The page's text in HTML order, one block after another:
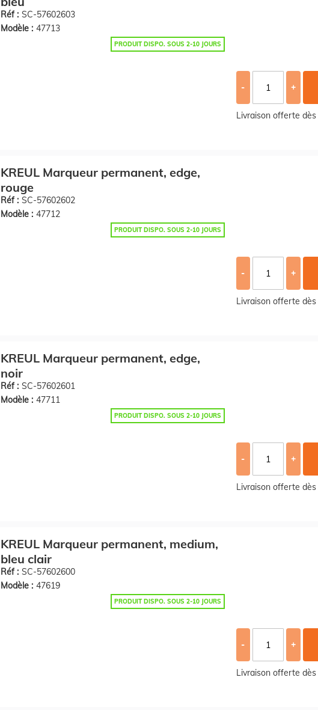
Réf : SC-57602603
Modèle : 47713
PRODUIT DISPO. SOUS 2-10 JOURS
- +
Livraison offerte dès
KREUL Marqueur permanent, edge,
rouge
Réf : SC-57602602
Modèle : 47712
PRODUIT DISPO. SOUS 2-10 JOURS
- +
Livraison offerte dès
KREUL Marqueur permanent, edge,
noir
Réf : SC-57602601
Modèle : 47711
PRODUIT DISPO. SOUS 2-10 JOURS
- +
Livraison offerte dès
KREUL Marqueur permanent, medium,
bleu clair
Réf : SC-57602600
Modèle : 47619
PRODUIT DISPO. SOUS 2-10 JOURS
- +
Livraison offerte dès